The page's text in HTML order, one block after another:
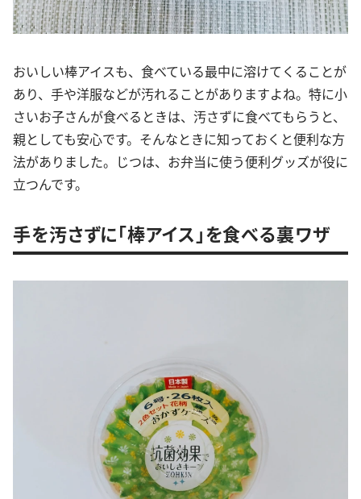
おいしい棒アイスも、食べている最中に溶けてくることが
あり、手や洋服などが汚れることがありますよね。特に小
さいお子さんが食べるときは、汚さずに食べてもらうと、
親としても安心です。そんなときに知っておくと便利な方
法がありました。じつは、お弁当に使う便利グッズが役に
立つんです。
手を汚さずに「棒アイス」を食べる裏ワザ